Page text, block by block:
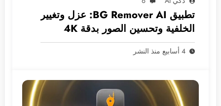
تطبيق BG Remover AI: عزل وتغيير
الخلفية وتحسين الصور بدقة 4K
بخصوصية تامة
4 أسابيع منذ النشر